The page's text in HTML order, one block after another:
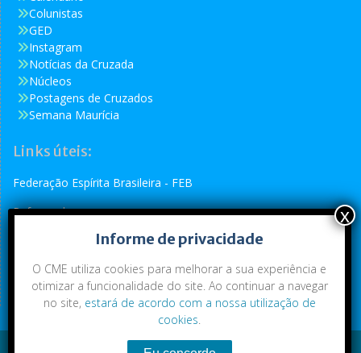
Colunistas
GED
Instagram
Notícias da Cruzada
Núcleos
Postagens de Cruzados
Semana Maurícia
Links úteis:
Federação Espírita Brasileira - FEB
Reformador
Conselho Espírita Internacional - CEI
Informe de privacidade
O CME utiliza cookies para melhorar a sua experiência e
otimizar a funcionalidade do site. Ao continuar a navegar
no site, estará de acordo com a nossa utilização de
cookies.